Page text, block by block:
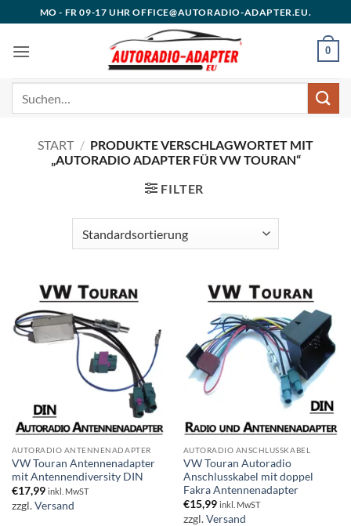
Inhalt
springen
MO - FR 09-17 UHR OFFICE@AUTORADIO-ADAPTER.EU.
0
START / PRODUKTE VERSCHLAGWORTET MIT
„AUTORADIO ADAPTER FÜR VW TOURAN“
FILTER
AUTORADIO ANTENNENADAPTER
VW Touran Antennenadapter
mit Antennendiversity DIN
€17,99 inkl. MwST
zzgl.Versand
AUTORADIO ANSCHLUSSKABEL
VW Touran Autoradio
Anschlusskabel mit doppel
Fakra Antennenadapter
€15,99 inkl. MwST
zzgl.Versand